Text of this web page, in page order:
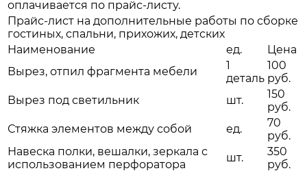
оплачивается по прайс-листу.
Прайс-лист на дополнительные работы по сборке
гостиных, спальни, прихожих, детских
Наименование
ед.
Цена
Вырез, отпил фрагмента мебели
1
деталь
100
руб.
Вырез под светильник
шт.
150
руб.
Стяжка элементов между собой
ед.
70
руб.
Навеска полки, вешалки, зеркала с
использованием перфоратора
шт.
350
руб.